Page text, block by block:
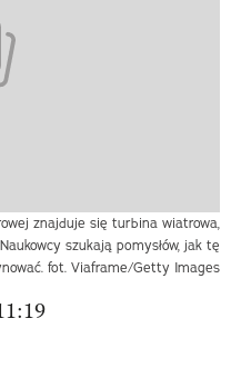
znajduje się turbina wiatrowa,
szukają pomysłów, jak tę
fot. Viaframe/Getty Images